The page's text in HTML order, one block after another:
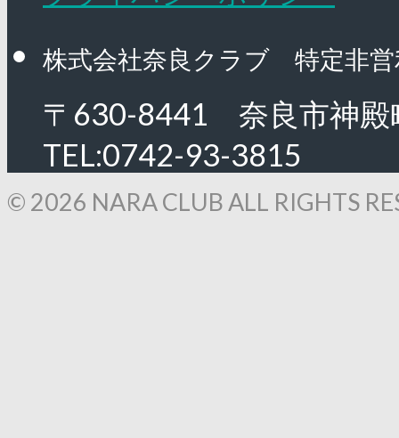
株式会社奈良クラブ 特定非
〒630-8441 奈良市神
TEL:0742-93-3815
© 2026 NARA CLUB ALL RIGHTS